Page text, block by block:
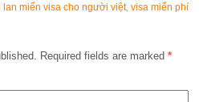
lan miển visa cho người việt, visa miển phí
Required fields are marked *